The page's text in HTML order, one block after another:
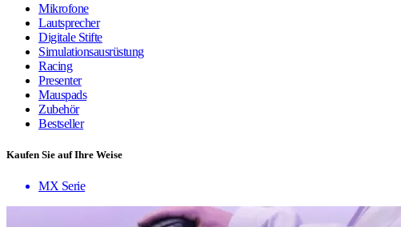
Mikrofone
Lautsprecher
Digitale Stifte
Simulationsausrüstung
Racing
Presenter
Mauspads
Zubehör
Bestseller
Kaufen Sie auf Ihre Weise
MX Serie